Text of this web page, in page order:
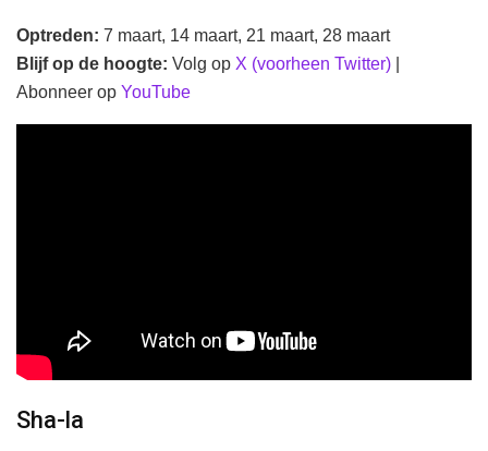
Optreden: 7 maart, 14 maart, 21 maart, 28 maart
Blijf op de hoogte: Volg op X (voorheen Twitter)
Abonneer op YouTube
Sha-la